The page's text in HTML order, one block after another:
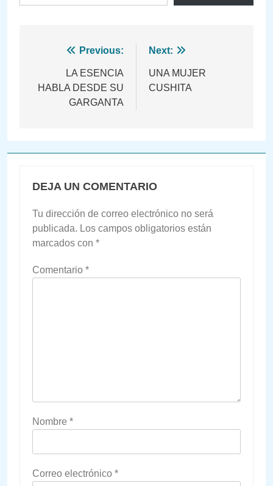
Navegación
entradas
Previous:
LA ESENCIA
HABLA DESDE SU
GARGANTA
Next:
UNA MUJER
CUSHITA
DEJA UN COMENTARIO
Tu dirección de correo electrónico no será
publicada. Los campos obligatorios están
marcados con *
Comentario *
Nombre *
Correo electrónico *